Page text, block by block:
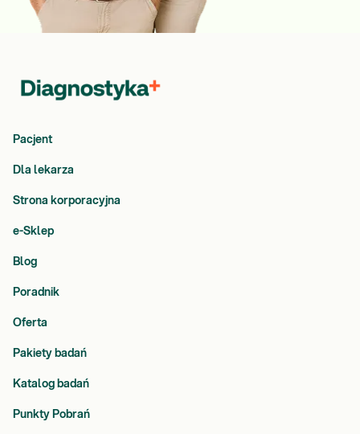
Pacjent
Dla lekarza
Strona korporacyjna
e-Sklep
Blog
Poradnik
Oferta
Pakiety badań
Katalog badań
Punkty Pobrań